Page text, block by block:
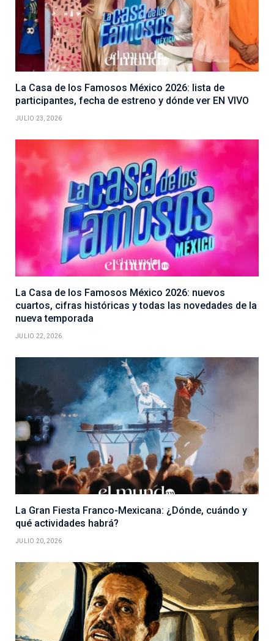
La Casa de los Famosos México 2026: lista de
participantes, fecha de estreno y dónde ver EN VIVO
JULIO 23, 2026
La Casa de los Famosos México 2026: nuevos
cuartos, cifras históricas y todas las novedades de la
nueva temporada
JULIO 22, 2026
La Gran Fiesta Franco-Mexicana: ¿Dónde, cuándo y
qué actividades habrá?
JULIO 20, 2026